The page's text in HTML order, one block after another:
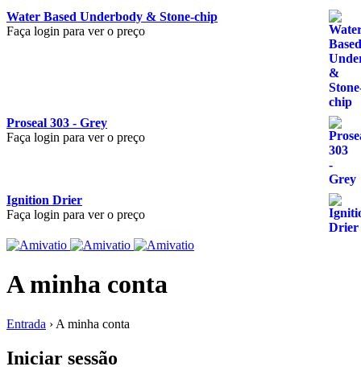
Water Based Underbody & Stone-chip
Faça login para ver o preço
Proseal 303 - Grey
Faça login para ver o preço
Ignition Drier
Faça login para ver o preço
A minha conta
Entrada › A minha conta
Iniciar sessão